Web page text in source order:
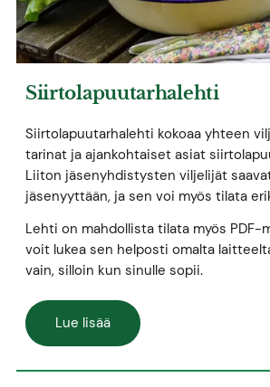
Siirtolapuutarhalehti
Siirtolapuutarhalehti kokoaa yhteen
tarinat ja ajankohtaiset asiat
Liiton jäsenyhdistysten viljelijät
jäsenyyttään, ja sen voi myös tilata
Lehti on mahdollista tilata myös PDF-
voit lukea sen helposti omalta
vain, silloin kun sinulle sopii.
Lue lisää